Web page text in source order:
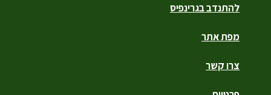
להתנדב בגרינפיס
מפת אתר
צרו קשר